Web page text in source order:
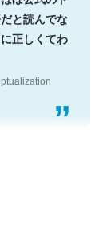
と読んでな
正しくてわ
来た
03/27